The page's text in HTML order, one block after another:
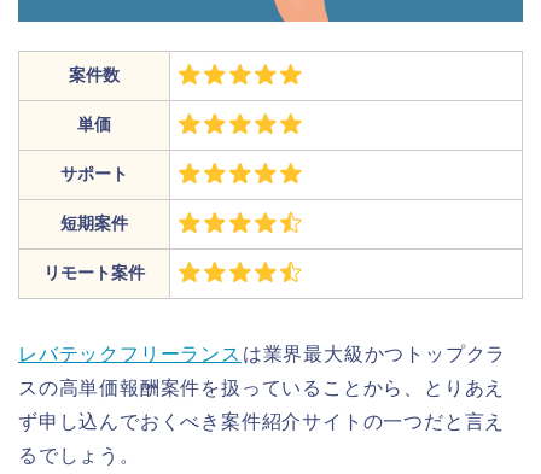
案件数
単価
サポート
短期案件
リモート案件
レバテックフリーランス は業界最大級かつトップクラ
スの高単価報酬案件を扱っていることから、とりあえ
ず申し込んでおくべき案件紹介サイトの一つだと言え
るでしょう。